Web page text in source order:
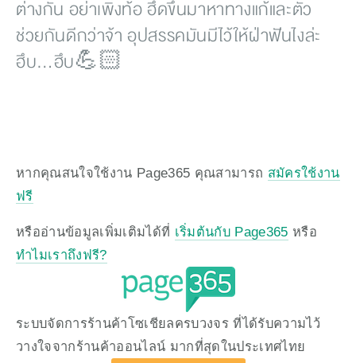
ต่างกัน อย่าเพิ่งท้อ ฮึดขึ้นมาหาทางแก้และตัว
ช่วยกันดีกว่าจ้า อุปสรรคมันมีไว้ให้ฝ่าฟันไงล่ะ
ฮึบ…ฮึบ💪🏻
หากคุณสนใจใช้งาน Page365 คุณสามารถ สมัครใช้งาน
ฟรี
หรืออ่านข้อมูลเพิ่มเติมได้ที่ เริ่มต้นกับ Page365
ทำไมเราถึงฟรี?
ระบบจัดการร้านค้าโซเชียลครบวงจร ที่ได้รับความไว้
วางใจจากร้านค้าออนไลน์ มากที่สุดในประเทศไทย